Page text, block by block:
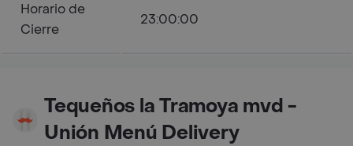
Horario de
Cierre
23:00:00
Tequeños la Tramoya mvd -
Unión Menú Delivery